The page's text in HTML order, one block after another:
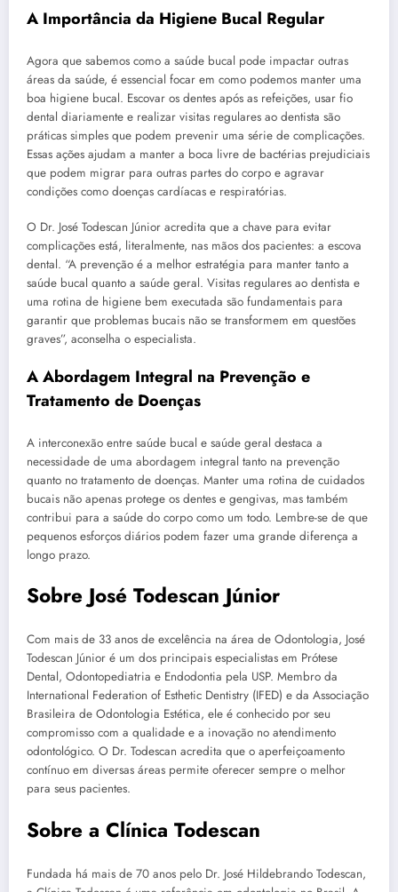
A Importância da Higiene Bucal Regular
Agora que sabemos como a saúde bucal pode impactar outras
áreas da saúde, é essencial focar em como podemos manter uma
boa higiene bucal. Escovar os dentes após as refeições, usar fio
dental diariamente e realizar visitas regulares ao dentista são
práticas simples que podem prevenir uma série de complicações.
Essas ações ajudam a manter a boca livre de bactérias prejudiciais
que podem migrar para outras partes do corpo e agravar
condições como doenças cardíacas e respiratórias.
O Dr. José Todescan Júnior acredita que a chave para evitar
complicações está, literalmente, nas mãos dos pacientes: a escova
dental. “A prevenção é a melhor estratégia para manter tanto a
saúde bucal quanto a saúde geral. Visitas regulares ao dentista e
uma rotina de higiene bem executada são fundamentais para
garantir que problemas bucais não se transformem em questões
graves”, aconselha o especialista.
A Abordagem Integral na Prevenção e
Tratamento de Doenças
A interconexão entre saúde bucal e saúde geral destaca a
necessidade de uma abordagem integral tanto na prevenção
quanto no tratamento de doenças. Manter uma rotina de cuidados
bucais não apenas protege os dentes e gengivas, mas também
contribui para a saúde do corpo como um todo. Lembre-se de que
pequenos esforços diários podem fazer uma grande diferença a
longo prazo.
Sobre José Todescan Júnior
Com mais de 33 anos de excelência na área de Odontologia, José
Todescan Júnior é um dos principais especialistas em Prótese
Dental, Odontopediatria e Endodontia pela USP. Membro da
International Federation of Esthetic Dentistry (IFED) e da Associação
Brasileira de Odontologia Estética, ele é conhecido por seu
compromisso com a qualidade e a inovação no atendimento
odontológico. O Dr. Todescan acredita que o aperfeiçoamento
contínuo em diversas áreas permite oferecer sempre o melhor
para seus pacientes.
Sobre a Clínica Todescan
Fundada há mais de 70 anos pelo Dr. José Hildebrando Todescan,